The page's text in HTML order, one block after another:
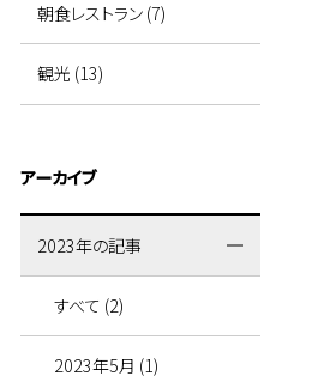
朝食レストラン (7)
観光 (13)
アーカイブ
2023年の記事
すべて (2)
2023年5月 (1)